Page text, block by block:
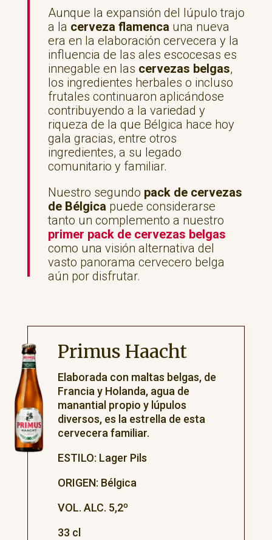
Aunque la expansión del lúpulo trajo
a la cerveza flamenca una nueva
era en la elaboración cervecera y la
influencia de las ales escocesas es
innegable en las cervezas belgas,
los ingredientes herbales o incluso
frutales continuaron aplicándose
contribuyendo a la variedad y
riqueza de la que Bélgica hace hoy
gala gracias, entre otros
ingredientes, a su legado
comunitario y familiar.
Nuestro segundo pack de cervezas
de Bélgica puede considerarse
tanto un complemento a nuestro
primer pack de cervezas belgas
como una visión alternativa del
vasto panorama cervecero belga
aún por disfrutar.
Primus Haacht
Elaborada con maltas belgas, de
Francia y Holanda, agua de
manantial propio y lúpulos
diversos, es la estrella de esta
cervecera familiar.
ESTILO: Lager Pils
ORIGEN: Bélgica
VOL. ALC. 5,2º
33 cl